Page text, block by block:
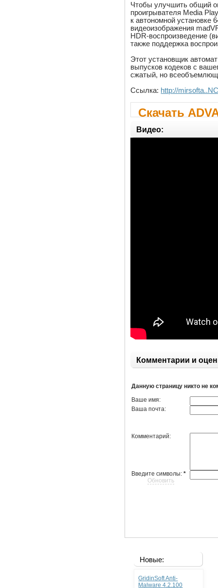
Чтобы улучшить общий
проигрывателя Media
к автономной установке
видеоизображения
HDR-воспроизведение
также поддержка
Этот установщик
выпусков кодеков с
сжатый, но
Ссылка: http://
Скачать
11.3.0
Видео:
Комментарии и
Данную страницу никто не
Ваше имя:
Ваша почта:
Комментарий:
Введите символы:*
Обновить
Новые:
GridinSoft Anti-
Malware 4.2.100